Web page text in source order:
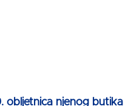
obljetnica njenog butika